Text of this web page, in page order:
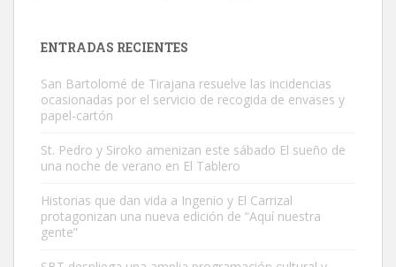
Busco adopción responsable para mi perra. Pastor alemán,
hembra, 4 años. Por motivos personales ...
Leales.org » Gran Canaria
ENTRADAS RECIENTES
San Bartolomé de Tirajana resuelve las incidencias
ocasionadas por el servicio de recogida de envases y
papel-cartón
St. Pedro y Siroko amenizan este sábado El sueño de
una noche de verano en El Tablero
Historias que dan vida a Ingenio y El Carrizal
protagonizan una nueva edición de “Aquí nuestra
gente”